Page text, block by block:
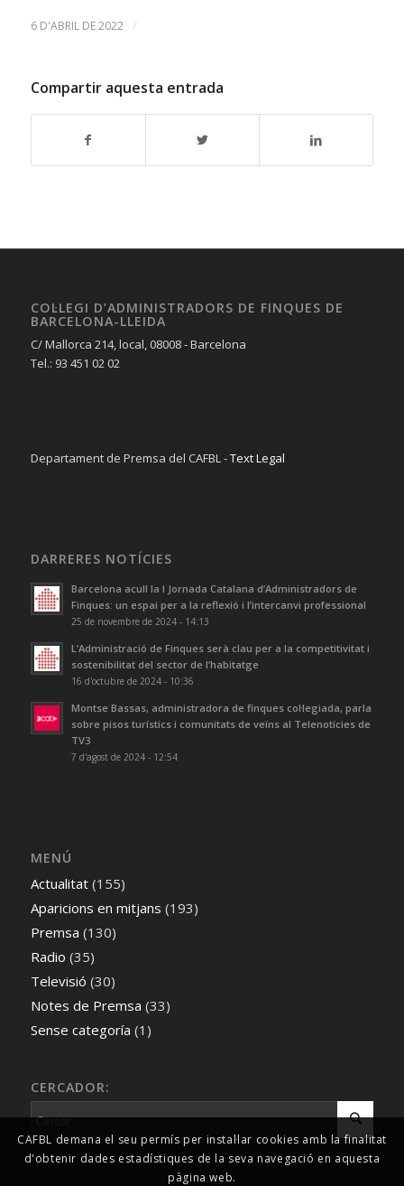
6 D'ABRIL DE 2022 /
Compartir aquesta entrada
COL·LEGI D’ADMINISTRADORS DE FINQUES DE
BARCELONA-LLEIDA
C/ Mallorca 214, local, 08008 - Barcelona
Tel.: 93 451 02 02
Departament de Premsa del CAFBL -Text Legal
DARRERES NOTÍCIES
Barcelona acull la I Jornada Catalana d’Administradors de
Finques: un espai per a la reflexió i l’intercanvi professional
25 de novembre de 2024 - 14:13
L’Administració de Finques serà clau per a la competitivitat i
sostenibilitat del sector de l’habitatge
16 d'octubre de 2024 - 10:36
Montse Bassas, administradora de finques col·legiada, parla
sobre pisos turístics i comunitats de veïns al Telenotícies de
TV3
7 d'agost de 2024 - 12:54
MENÚ
Actualitat(155)
Aparicions en mitjans (193)
Premsa (130)
Radio (35)
Televisió (30)
Notes de Premsa (33)
Sense categoría (1)
CERCADOR:
CAFBL demana el seu permís per instal·lar cookies amb la finalitat
d'obtenir dades estadístiques de la seva navegació en aquesta
pàgina web.